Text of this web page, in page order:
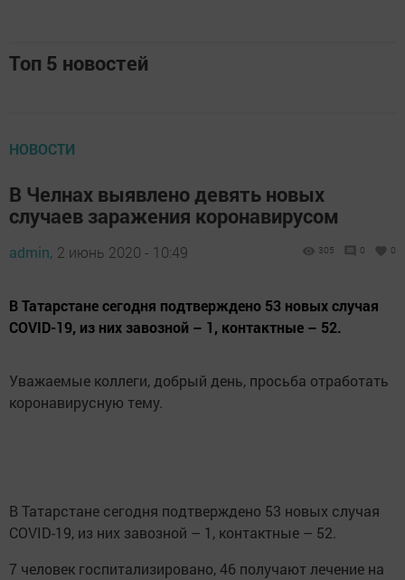
Топ 5 новостей
НОВОСТИ
В Челнах выявлено девять новых
случаев заражения коронавирусом
admin, 2 июнь 2020 - 10:49 305 0 0
В Татарстане сегодня подтверждено 53 новых случая
COVID-19, из них завозной – 1, контактные – 52.
Уважаемые коллеги, добрый день, просьба отработать
коронавирусную тему.⠀
В Татарстане сегодня подтверждено 53 новых случая
COVID-19, из них завозной – 1, контактные – 52.⠀
7 человек госпитализировано, 46 получают лечение на